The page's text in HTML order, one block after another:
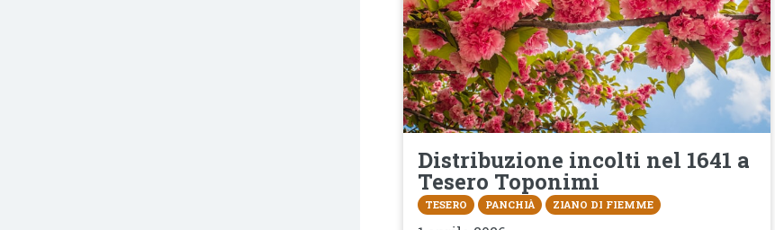
Distribuzione incolti nel 1641 a
Tesero Toponimi
TESERO PANCHIÀ ZIANO DI FIEMME